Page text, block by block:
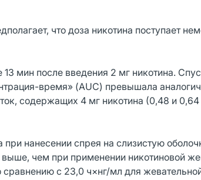
что доза никотина поступает
мин после введения 2 мг никотина.
время» (AUC) превышала
содержащих 4 мг никотина (0,48 и
нанесении спрея на слизистую
чем при применении никотиновой
с 23,0 ч×нг/мл для